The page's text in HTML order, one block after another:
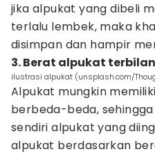
jika alpukat yang dibeli
terlalu lembek, maka
disimpan dan hampir
3. Berat alpukat
ilustrasi alpukat (unsplash.com/
Alpukat mungkin
berbeda-beda,
sendiri alpukat yang
alpukat berdasarkan